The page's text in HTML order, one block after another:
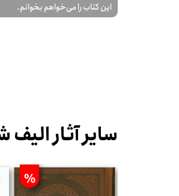
این کتاب را می‌خواهم بخوانم.
سایر آثار الیف
%